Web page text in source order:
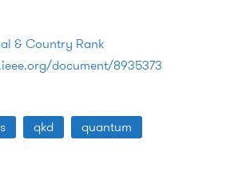
document/8935373
qkd
quantum